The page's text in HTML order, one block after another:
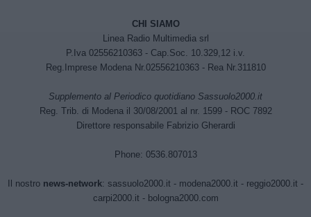
CHI SIAMO
Linea Radio Multimedia srl
P.Iva 02556210363 - Cap.Soc. 10.329,12 i.v.
Reg.Imprese Modena Nr.02556210363 - Rea Nr.311810
Supplemento al Periodico quotidiano Sassuolo2000.it
Reg. Trib. di Modena il 30/08/2001 al nr. 1599 - ROC 7892
Direttore responsabile Fabrizio Gherardi
Phone: 0536.807013
Il nostro news-network: sassuolo2000.it - modena2000.it - reggio2000.it -
carpi2000.it- bologna2000.com